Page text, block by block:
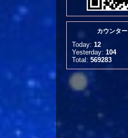
カウンター
Today: 12
Yesterday: 104
Total: 569283